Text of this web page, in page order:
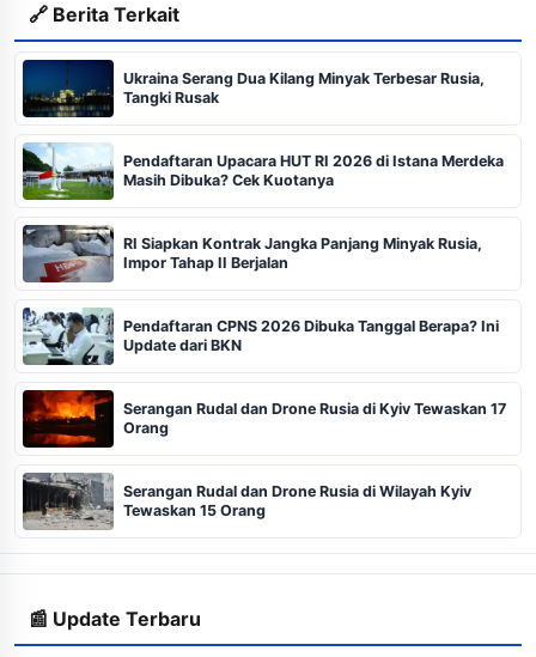
🔗 Berita Terkait
Ukraina Serang Dua Kilang Minyak Terbesar Rusia,
Tangki Rusak
Pendaftaran Upacara HUT RI 2026 di Istana Merdeka
Masih Dibuka? Cek Kuotanya
RI Siapkan Kontrak Jangka Panjang Minyak Rusia,
Impor Tahap II Berjalan
Pendaftaran CPNS 2026 Dibuka Tanggal Berapa? Ini
Update dari BKN
Serangan Rudal dan Drone Rusia di Kyiv Tewaskan 17
Orang
Serangan Rudal dan Drone Rusia di Wilayah Kyiv
Tewaskan 15 Orang
📰 Update Terbaru